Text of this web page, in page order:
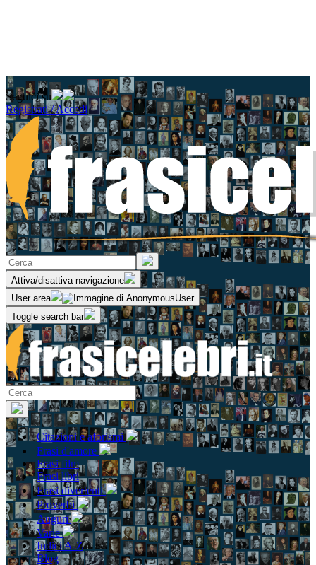
Seguici su
Registrati / Accedi
Attiva/disattiva navigazione
User area
Toggle search bar
Citazioni e aforismi
Frasi d'amore
Frasi film
Frasi libri
Frasi divertenti
Proverbi
Auguri
Varie
Indici A-Z
Blog